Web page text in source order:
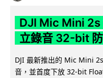
DJI Mic Mini 2s
立錄音 32-bit
DJI 最新推出的 Mic Mini
音，並首度下放 32-bit